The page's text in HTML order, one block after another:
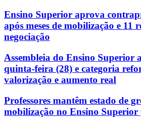
Ensino Superior aprova
após meses de mobilização e 11
negociação
Assembleia do Ensino Superior
quinta-feira (28) e categoria
valorização e aumento real
Professores mantêm estado de
mobilização no Ensino